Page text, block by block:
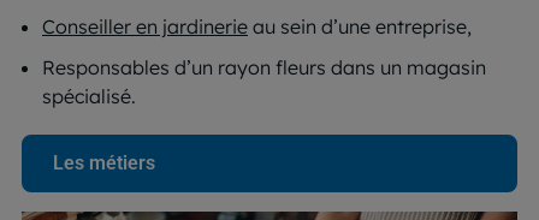
Conseiller en jardinerie au sein d’une entreprise,
Responsables d’un rayon fleurs dans un magasin
spécialisé.
Les métiers